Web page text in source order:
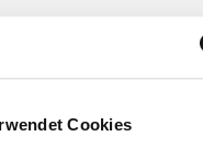
Cookies
als Traisental DAC
jene Weine, die das